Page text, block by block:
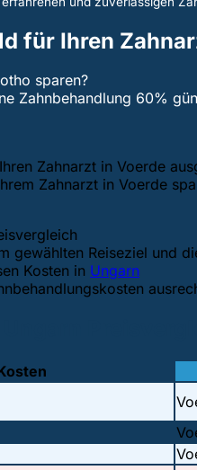
für Ihren
sparen?
Zahnbehandlung 60%
Zahnarzt in Voerde
Zahnarzt in Voerde
gewählten Reiseziel und
Kosten in Ungarn